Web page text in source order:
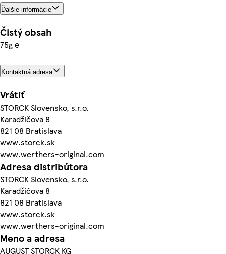
Ďalšie informácie
Čistý obsah
75g ℮
Kontaktná adresa
Vrátiť
STORCK Slovensko, s.r.o.
Karadžičova 8
821 08 Bratislava
www.storck.sk
www.werthers-original.com
Adresa distribútora
STORCK Slovensko, s.r.o.
Karadžičova 8
821 08 Bratislava
www.storck.sk
www.werthers-original.com
Meno a adresa
AUGUST STORCK KG